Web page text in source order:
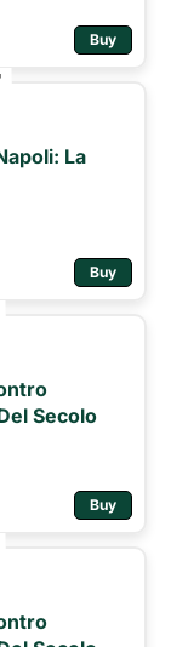
Buy
La
Buy
Secolo
Buy